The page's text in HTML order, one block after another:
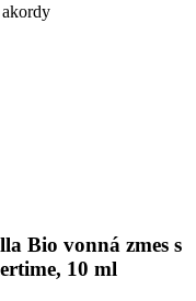
Bio vonná zmes s
10 ml